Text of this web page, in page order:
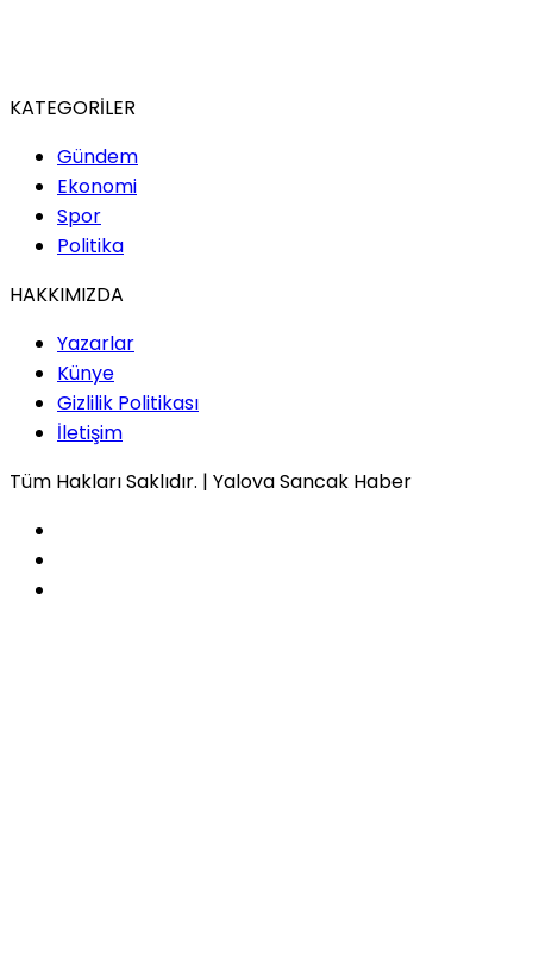
KATEGORİLER
Gündem
Ekonomi
Spor
Politika
HAKKIMIZDA
Yazarlar
Künye
Gizlilik Politikası
İletişim
Tüm Hakları Saklıdır. | Yalova Sancak Haber